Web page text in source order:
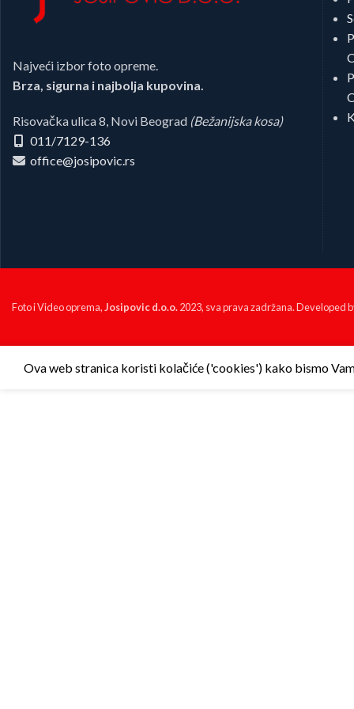
Najveći izbor foto opreme.
Brza, sigurna i najbolja kupovina.
Risovačka ulica 8, Novi Beograd (Bežanijska kosa)
011/7129-136
office@josipovic.rs
Foto i Video oprema,Josipovic d.o.o.2023, sva prava zadržana. Developed
Ova web stranica koristi kolačiće ('cookies') kako bismo